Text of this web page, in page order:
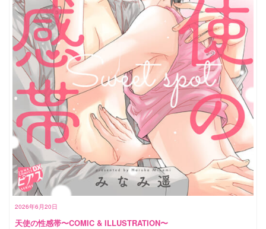
2026年6月20日
天使の性感帯〜COMIC & ILLUSTRATION〜